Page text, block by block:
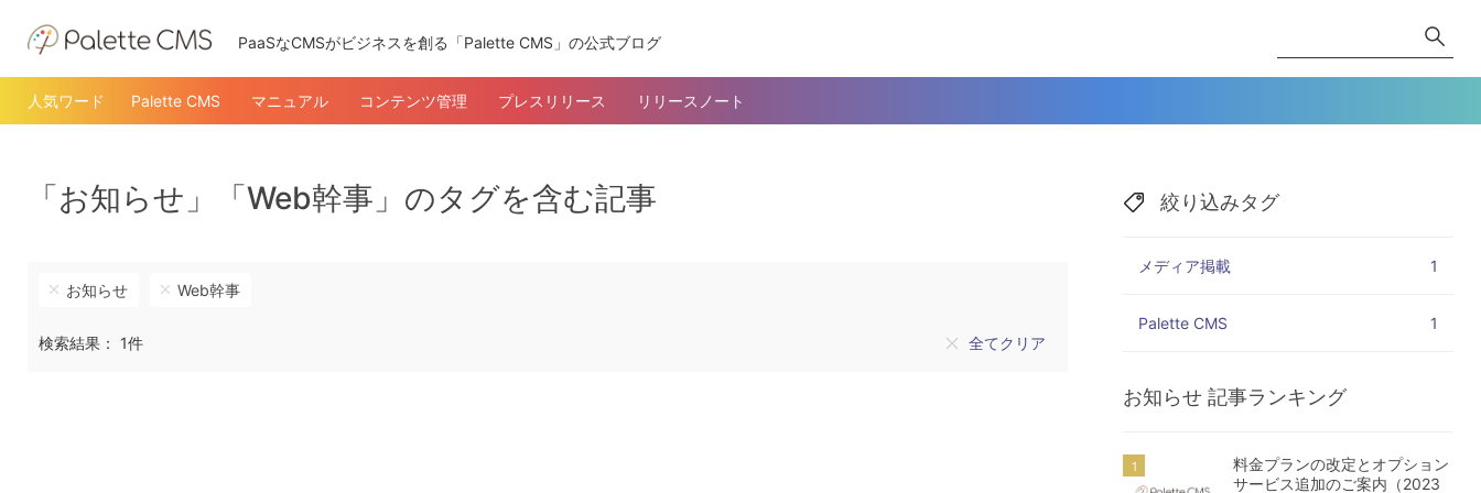
PaaSなCMSがビジネスを創る「Palette CMS」の公式ブログ
人気ワード Palette CMS マニュアル コンテンツ管理 プレスリリース リリースノート
「お知らせ」「Web幹事」のタグを含む記事
お知らせ Web幹事
検索結果： 1件 全てクリア
絞り込みタグ
メディア掲載 1
Palette CMS 1
お知らせ 記事ランキング
料金プランの改定とオプション
サービス追加のご案内（2023